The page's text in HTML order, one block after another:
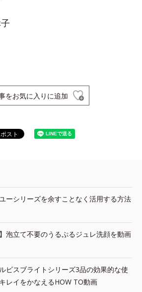
をお気に入りに追加
ーシリーズを余すことなく活用する方法
泡立て不要のうるぷるジュレ洗顔を動画
ビスブライトシリーズ3品の効果的な使
レイをかなえるHOW TO動画